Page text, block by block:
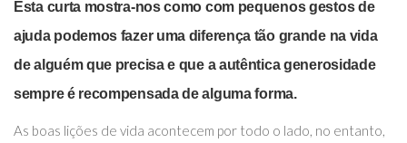
Esta curta mostra-nos como com pequenos gestos de
ajuda podemos fazer uma diferença tão grande na vida
de alguém que precisa e que a autêntica generosidade
sempre é recompensada de alguma forma.
As boas lições de vida acontecem por todo o lado, no entanto,